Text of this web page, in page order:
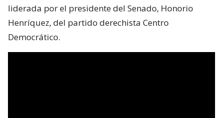
liderada por el presidente del Senado, Honorio
Henríquez, del partido derechista Centro
Democrático.